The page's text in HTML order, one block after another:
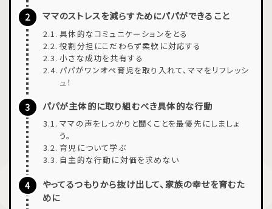
ママのストレスを減らすためにパパができること
具体的なコミュニケーションをとる
役割分担にこだわらず柔軟に対応する
小さな成功を共有する
パパがワンオペ育児を取り入れて、ママをリフレッシ
ュ！
パパが主体的に取り組むべき具体的な行動
ママの声をしっかりと聞くことを最優先にしましょ
う。
育児について学ぶ
自主的な行動に対価を求めない
やってるつもりから抜け出して、家族の幸せを育むた
めに